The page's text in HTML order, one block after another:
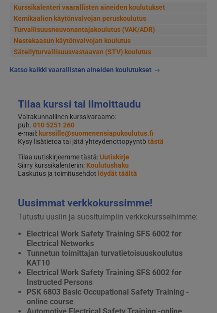
Kurssikalenteri vaarallisten aineiden koulutukset
Kemikaalien käytönvalvojan peruskoulutus
Turvallisuusneuvonantajakoulutus (VAK/ADR)
Nestekaasun käytönvalvojan koulutus
Säteilyturvallisuusvastaavan (STV) koulutus
Katso kaikki vaarallisten aineiden koulutukset
Tilaa kurssi tai ilmoittaudu
Valtakunnallinen kurssivaraamo:
puh. 010 5251 260
e-mail: kurssille@suomenensiapukoulutus.fi
Kysy lisätietoa tai jätä yhteydenottopyyntötästä
Tilaa uutiskirjeemme tästä:Uutiskirje
Siirry kurssikalenteriin: Koulutushaku
Laskutus ja toimitusehdot löydät täältä
Uusimmat verkkokurssimme!
Tutustu uusiin ja suosituimpiin verkkokursseihimme:
Electrical Work Safety Training SFS 6002 for
Electrical Networks
Tunnetun toimittajan turvatietoisuuskoulutus
KAT10
Electrical Work Safety Training SFS 6002 for
Instructed Persons
PSK 6803 Basic Occupational Safety Training -
online course
Automotive Electrical Safety Training -online